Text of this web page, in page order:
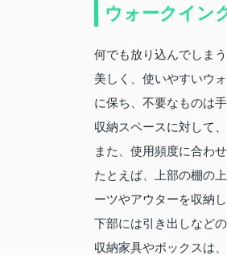
ウォークイン
何でも放り込んでしま
美しく、使いやすいウ
に保ち、不要なものは
収納スペースに対して
また、使用頻度に合わ
たとえば、上部の棚の
ーツやアウターを収納し
下部には引き出しなど
収納家具やボックスは